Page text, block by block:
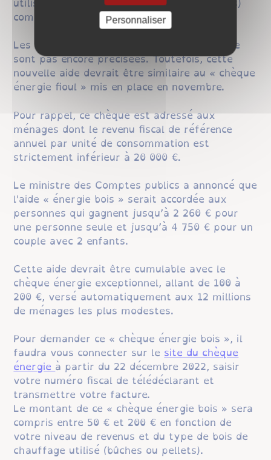
comme source de chauffage.
Les modalités du « chèque énergie bois » ne
sont pas encore précisées. Toutefois, cette
nouvelle aide devrait être similaire au « chèque
énergie fioul » mis en place en novembre.
Pour rappel, ce chèque est adressé aux
ménages dont le revenu fiscal de référence
annuel par unité de consommation est
strictement inférieur à 20 000 €.
Le ministre des Comptes publics a annoncé que
l'aide « énergie bois » serait accordée aux
personnes qui gagnent jusqu’à 2 260 € pour
une personne seule et jusqu’à 4 750 € pour un
couple avec 2 enfants.
Cette aide devrait être cumulable avec le
chèque énergie exceptionnel, allant de 100 à
200 €, versé automatiquement aux 12 millions
de ménages les plus modestes.
Pour demander ce « chèque énergie bois », il
faudra vous connecter sur lesite du chèque
énergieà partir du 22 décembre 2022, saisir
votre numéro fiscal de télédéclarant et
transmettre votre facture.
Le montant de ce « chèque énergie bois » sera
compris entre 50 € et 200 € en fonction de
votre niveau de revenus et du type de bois de
chauffage utilisé (bûches ou pellets).
Personnaliser